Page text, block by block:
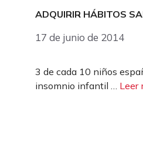
ADQUIRIR HÁBITOS
17 de junio de 2014
3 de cada 10 niños
insomnio infantil … Leer